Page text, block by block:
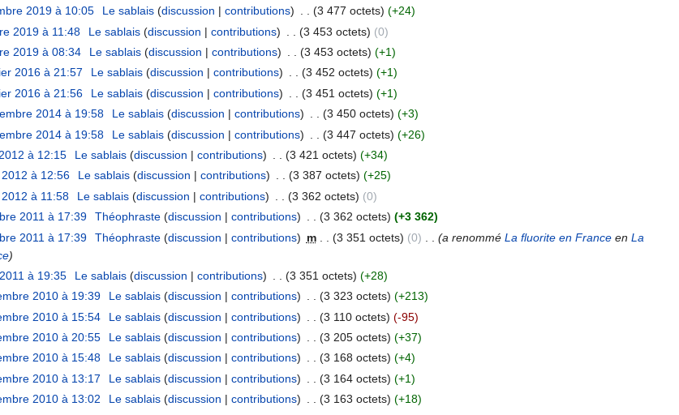
2019 à 10:05 Le sablais (discussion | contributions) . . (3 477 octets) (+24)
2019 à 11:48 Le sablais (discussion | contributions) (3 453 octets) (0)
2019 à 08:34 Le sablais (discussion | contributions) (3 453 octets) (+1)
2016 à 21:57 Le sablais (discussion | contributions) . . (3 452 octets) (+1)
2016 à 21:56 Le sablais (discussion | contributions) (3 451 octets) (+1)
2014 à 19:58 Le sablais (discussion | contributions) (3 450 octets) (+3)
2014 à 19:58 Le sablais (discussion | contributions) (3 447 octets) (+26)
à 12:15 Le sablais (discussion | contributions) (3 421 octets) (+34)
à 12:56 Le sablais (discussion | contributions) . . (3 387 octets) (+25)
à 11:58 Le sablais (discussion | contributions) (3 362 octets) (0)
2011 à 17:39 Théophraste (discussion | contributions) (3 362 octets) (+3 362)
2011 à 17:39 Théophraste (discussion | contributions) m (3 351 octets) (0) (a renommé La fluorite en Franceen La
)
à 19:35 Le sablais (discussion | contributions) (3 351 octets) (+28)
2010 à 19:39 Le sablais (discussion | contributions) . . (3 323 octets) (+213)
2010 à 15:54 Le sablais (discussion | contributions) (3 110 octets) (-95)
2010 à 20:55 Le sablais (discussion | contributions) (3 205 octets) (+37)
2010 à 15:48 Le sablais (discussion | contributions) . . (3 168 octets) (+4)
2010 à 13:17 Le sablais (discussion | contributions) (3 164 octets) (+1)
2010 à 13:02 Le sablais (discussion | contributions) . . (3 163 octets) (+18)